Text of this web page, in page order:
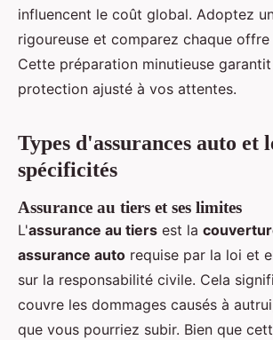
influencent le coût global. Adoptez
rigoureuse et comparez chaque
Cette préparation minutieuse
protection ajusté à vos attentes.
Types d'assurances auto et
spécificités
Assurance au tiers et ses limites
L'assurance au tiers est la
assurance auto requise par la loi et
sur la responsabilité civile. Cela
couvre les dommages causés à
que vous pourriez subir. Bien que